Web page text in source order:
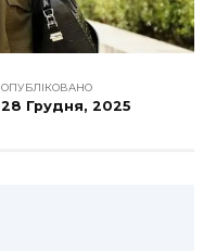
ОПУБЛІКОВАНО
28 Грудня, 2025